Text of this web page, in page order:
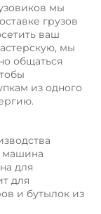
мы
грузов
ваш
мы
общаться
из одного
машина
для
для
и бутылок из